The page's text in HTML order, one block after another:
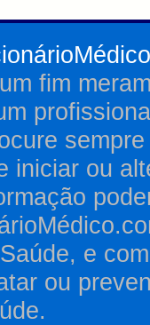
fim
iniciar ou
e
ou